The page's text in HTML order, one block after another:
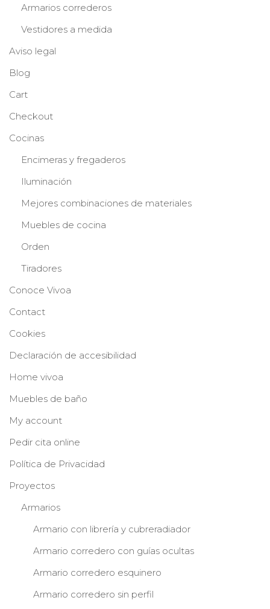
Armarios correderos
Vestidores a medida
Aviso legal
Blog
Cart
Checkout
Cocinas
Encimeras y fregaderos
Iluminación
Mejores combinaciones de materiales
Muebles de cocina
Orden
Tiradores
Conoce Vivoa
Contact
Cookies
Declaración de accesibilidad
Home vivoa
Muebles de baño
My account
Pedir cita online
Política de Privacidad
Proyectos
Armarios
Armario con librería y cubreradiador
Armario corredero con guías ocultas
Armario corredero esquinero
Armario corredero sin perfil